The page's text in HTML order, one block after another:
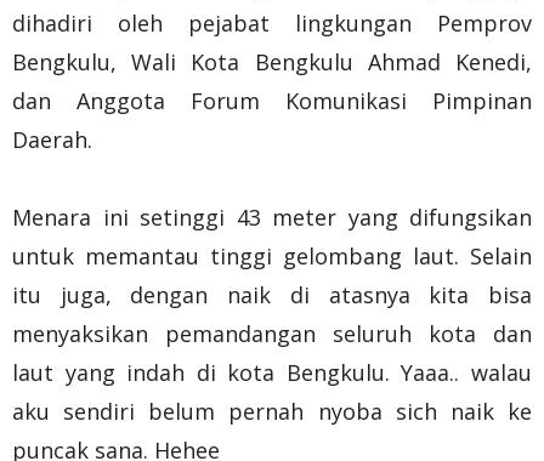
dihadiri oleh pejabat lingkungan Pemprov
Bengkulu, Wali Kota Bengkulu Ahmad Kenedi,
dan Anggota Forum Komunikasi Pimpinan
Daerah.
Menara ini setinggi 43 meter yang difungsikan
untuk memantau tinggi gelombang laut. Selain
itu juga, dengan naik di atasnya kita bisa
menyaksikan pemandangan seluruh kota dan
laut yang indah di kota Bengkulu. Yaaa.. walau
aku sendiri belum pernah nyoba sich naik ke
puncak sana. Hehee